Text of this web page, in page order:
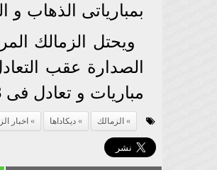
بمبارياتى الذهاب
مباريات و تعادل فى 3 وخسر مباراتين.
الزمالك ديكاداها اخبار